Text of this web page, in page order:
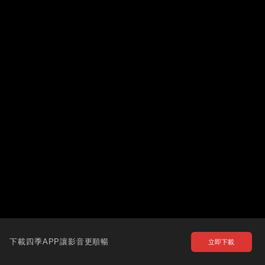
下載四季APP讓影音更順暢 立即下載